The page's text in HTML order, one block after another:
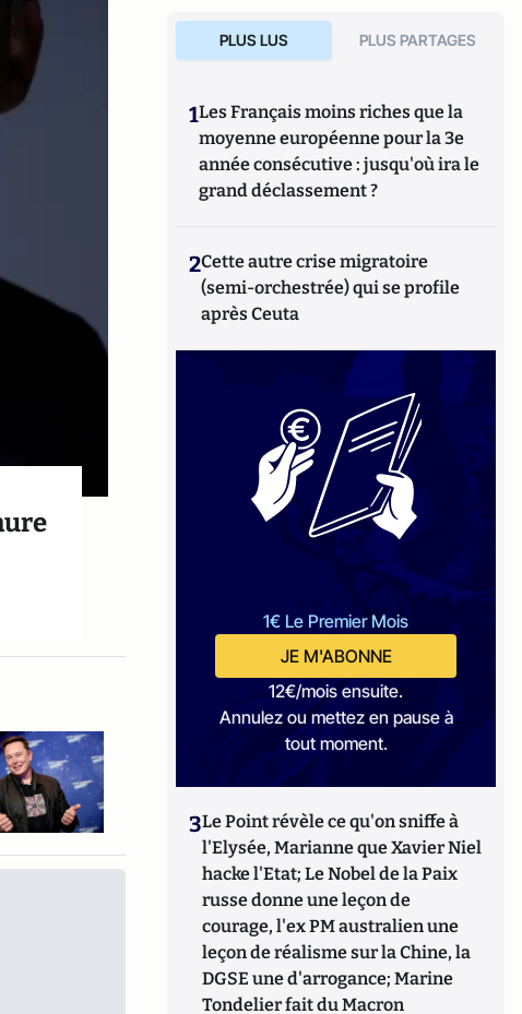
PLUS LUS PLUS PARTAGES
1Les Français moins riches que la
moyenne européenne pour la 3e
année consécutive : jusqu'où ira le
grand déclassement ?
2Cette autre crise migratoire
(semi-orchestrée) qui se profile
après Ceuta
1€ Le Premier Mois
JE M'ABONNE
12€/mois ensuite.
Annulez ou mettez en pause à
tout moment.
3Le Point révèle ce qu'on sniffe à
l'Elysée, Marianne que Xavier Niel
hacke l'Etat; Le Nobel de la Paix
russe donne une leçon de
courage, l'ex PM australien une
leçon de réalisme sur la Chine, la
DGSE une d'arrogance; Marine
Tondelier fait du Macron